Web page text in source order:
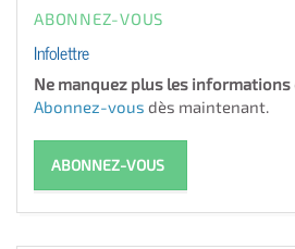
ABONNEZ-VOUS
Infolettre
Ne manquez plus les
Abonnez-vous dès maintenant.
ABONNEZ-VOUS